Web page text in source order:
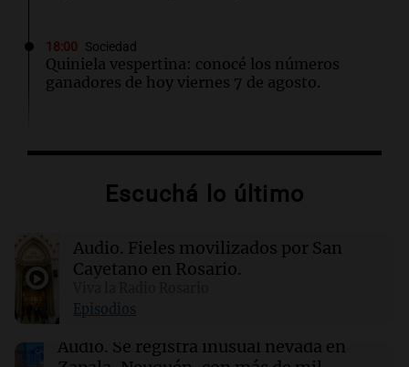
18:00 Sociedad
Quiniela vespertina: conocé los números
ganadores de hoy viernes 7 de agosto.
La insólita charla entre un gomero y Facundo
TC Pick Up: Las "Chatas del Campo
Argentino" vuelven al Autódromo Cabalén en
Octubre.
17:32 Ciencia
Estudio en la Antártida revela riesgos sociales
Escuchá lo último
Audio. Fieles movilizados por San
Cayetano en Rosario.
Episodios
Audio. Se registra inusual nevada en